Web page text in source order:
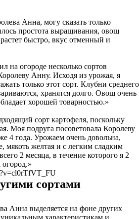
Анна, могу сказать только
простота выращивания, овощ
быстро, вкус отменный и
на огороде несколько сортов
Анну. Исходя из урожая, я
только этот сорт. Клубни среднего
хранятся долго. Овощ очень
хорошей товарностью.»
сорт картофеля, поскольку
Моя подруга посоветовала Королеву
4 года. Урожаем очень довольна,
мякоть желтая и с легким сладким
2 месяца, в течение которого я 2
огород.»
сортами
Анна выделяется на фоне других
характеристикам и